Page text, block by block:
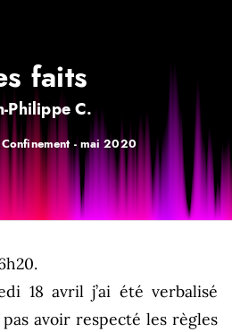
faits
Philippe C.
-mai 2020
18 avril j’ai été verbalisé
avoir respecté les règles